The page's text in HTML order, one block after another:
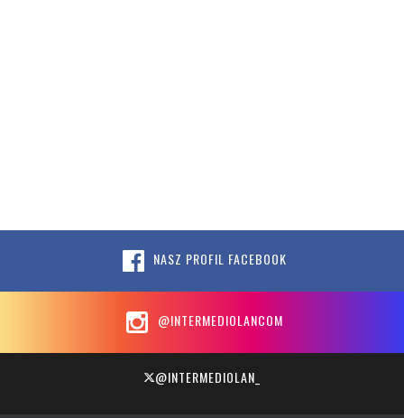
NASZ PROFIL FACEBOOK
@INTERMEDIOLANCOM
@INTERMEDIOLAN_